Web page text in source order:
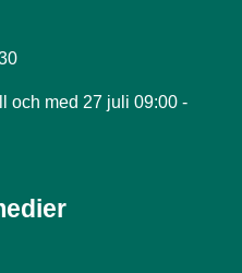
och med 27 juli 09:00 -